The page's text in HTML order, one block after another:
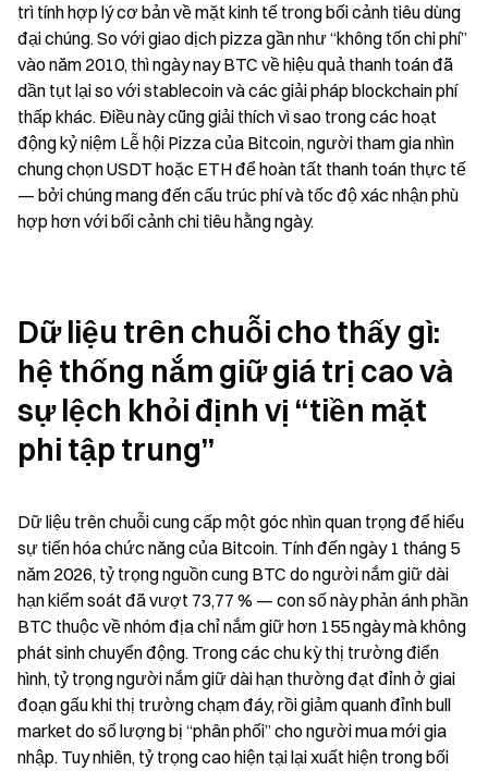
trì tính hợp lý cơ bản về mặt kinh tế trong bối cảnh tiêu dùng
đại chúng. So với giao dịch pizza gần như “không tốn chi phí”
vào năm 2010, thì ngày nay BTC về hiệu quả thanh toán đã
dần tụt lại so với stablecoin và các giải pháp blockchain phí
thấp khác. Điều này cũng giải thích vì sao trong các hoạt
động kỷ niệm Lễ hội Pizza của Bitcoin, người tham gia nhìn
chung chọn USDT hoặc ETH để hoàn tất thanh toán thực tế
— bởi chúng mang đến cấu trúc phí và tốc độ xác nhận phù
hợp hơn với bối cảnh chi tiêu hằng ngày.
Dữ liệu trên chuỗi cho thấy gì:
hệ thống nắm giữ giá trị cao và
sự lệch khỏi định vị “tiền mặt
phi tập trung”
Dữ liệu trên chuỗi cung cấp một góc nhìn quan trọng để hiểu
sự tiến hóa chức năng của Bitcoin. Tính đến ngày 1 tháng 5
năm 2026, tỷ trọng nguồn cung BTC do người nắm giữ dài
hạn kiểm soát đã vượt 73,77 % — con số này phản ánh phần
BTC thuộc về nhóm địa chỉ nắm giữ hơn 155 ngày mà không
phát sinh chuyển động. Trong các chu kỳ thị trường điển
hình, tỷ trọng người nắm giữ dài hạn thường đạt đỉnh ở giai
đoạn gấu khi thị trường chạm đáy, rồi giảm quanh đỉnh bull
market do số lượng bị “phân phối” cho người mua mới gia
nhập. Tuy nhiên, tỷ trọng cao hiện tại lại xuất hiện trong bối